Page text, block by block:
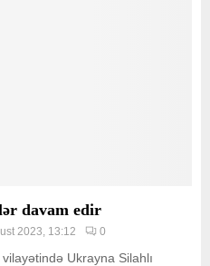
davam edir
2023, 13:12 0
Ukrayna Silahlı